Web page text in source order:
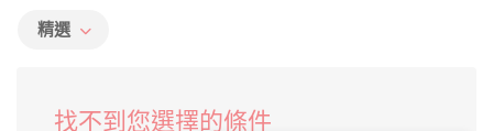
精選
找不到您選擇的條件